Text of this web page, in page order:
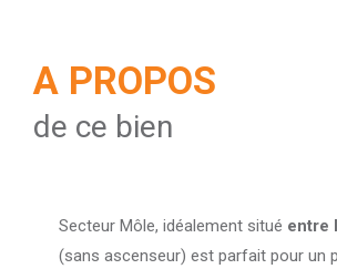
A PROPOS
de ce bien
Secteur Môle, idéalement situé entre
(sans ascenseur) est parfait pour un